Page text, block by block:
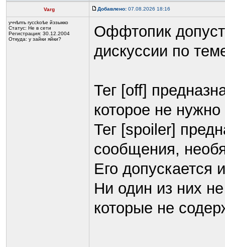
Varg Добавлено: 07.08.2026 18:16
yччѣmъ rycckoѣе йэзыккo
Статус: Не в сети
Регистрация: 30.12.2004
Откуда: у зайки яйки?
Оффтопик
дискуссии по
Тег [off]
которое не нужно
Тег [spoiler]
сообщения,
Его допускается
Ни один из них
которые не